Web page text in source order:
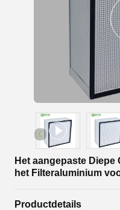
Het aangepaste Diepe
het Filteraluminium
Productdetails